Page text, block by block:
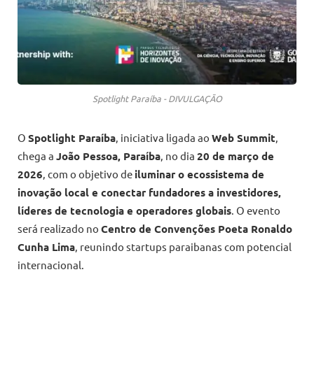
Spotlight Paraíba - DIVULGAÇÃO
O Spotlight Paraíba, iniciativa ligada ao Web Summit,
chega a João Pessoa, Paraíba, no dia 20 de março de
2026, com o objetivo deiluminar o ecossistema de
inovação local e conectar fundadores a investidores,
líderes de tecnologia e operadores globais. O evento
será realizado no Centro de Convenções Poeta Ronaldo
Cunha Lima, reunindo startups paraibanas com potencial
internacional.